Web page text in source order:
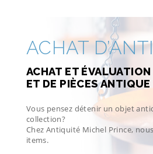
ACHAT
ACHAT ET
ET DE PIÈCES ANTIQUE
Vous pensez détenir un objet
collection?
Chez Antiquité Michel Prince,
items.